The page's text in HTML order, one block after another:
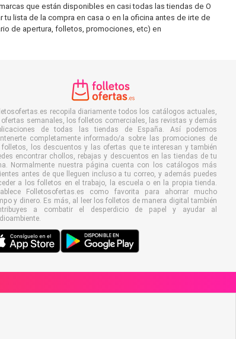
que están disponibles en casi todas las tiendas de O
lista de la compra en casa o en la oficina antes de irte de
de apertura, folletos, promociones, etc) en
recopila diariamente todos los catálogos actuales,
ofertas semanales, los folletos comerciales, las revistas y demás
de todas las tiendas de España. Así podemos
completamente informado/a sobre las promociones de
folletos, los descuentos y las ofertas que te interesan y también
encontrar chollos, rebajas y descuentos en las tiendas de tu
Normalmente nuestra página cuenta con los catálogos más
antes de que lleguen incluso a tu correo, y además puedes
a los folletos en el trabajo, la escuela o en la propia tienda.
Folletosofertas.es como favorita para ahorrar mucho
y dinero. Es más, al leer los folletos de manera digital también
a combatir el desperdicio de papel y ayudar al